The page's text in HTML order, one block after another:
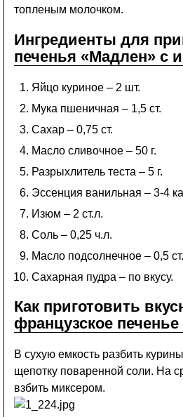
топленым молочком.
Ингредиенты для
печенья «Мадлен» с
Яйцо куриное – 2 шт.
Мука пшеничная – 1,5 ст.
Сахар – 0,75 ст.
Масло сливочное – 50 г.
Разрыхлитель теста – 5 г.
Эссенция ванильная – 3-4
Изюм – 2 ст.л.
Соль – 0,25 ч.л.
Масло подсолнечное – 0,5
Сахарная пудра – по вкусу.
Как приготовить
французское
В сухую емкость разбить
щепотку поваренной соли. На
взбить миксером.